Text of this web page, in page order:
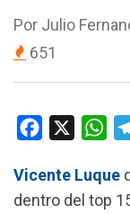
Por Julio
651
c
e
W
a
t
Vicente Luque
dentro del top